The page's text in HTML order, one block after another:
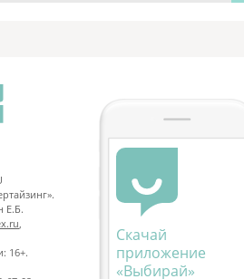
Е.Б.
16+.
Скачай
приложение
«Выбирай»